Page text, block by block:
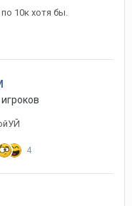
10к хотя бы.
4